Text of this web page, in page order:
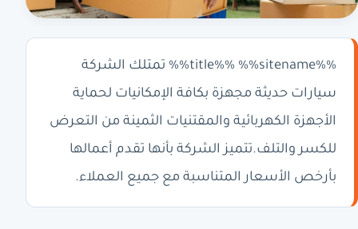
%%title%% %%sitename%% تمتلك الشركة
سيارات حديثة مجهزة بكافة الإمكانيات لحماية
الأجهزة الكهربائية والمقتنيات الثمينة من التعرض
للكسر والتلف.تتميز الشركة بأنها تقدم أعمالها
بأرخص الأسعار المتناسبة مع جميع العملاء.